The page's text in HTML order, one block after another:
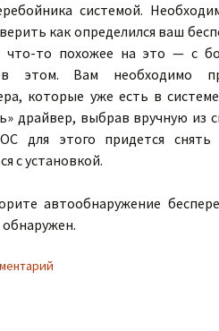
системой.
как определился ваш
что-то похожее на это — с
этом. Вам необходимо
которые уже есть в
драйвер, выбрав вручную из
для этого придется снять
с установкой.
автообнаружение
обнаружен.